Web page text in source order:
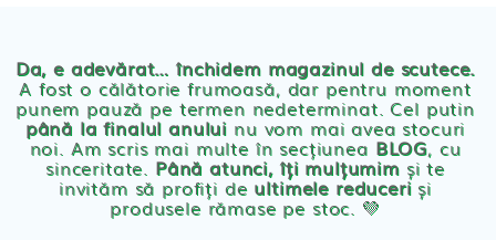
Servetele umede ecologice
Cosmetice BEBE
Olita Bio Naty
PRODUSE FEMEI
Da, e adevărat… închidem magazinul de scutece.
A fost o călătorie frumoasă, dar pentru moment
punem pauză pe termen nedeterminat. Cel putin
până la finalul anului nu vom mai avea stocuri
noi. Am scris mai multe în secțiunea BLOG, cu
sinceritate. Până atunci, îți mulțumimși te
invităm să profiți de ultimele reduceriși
produsele rămase pe stoc. 💛